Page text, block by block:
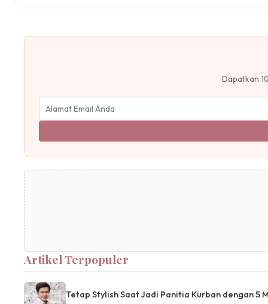
Dapatkan
Artikel Terpopuler
Tetap Stylish Saat Jadi Panitia Kurban dengan 5